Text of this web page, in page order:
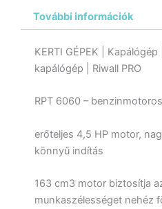
További információk
KERTI GÉPEK |
kapálógép | Riwall PRO
RPT 6060 –
erőteljes 4,5 HP motor,
könnyű indítás
163 cm3 motor biztosítja
munkaszélességet nehéz